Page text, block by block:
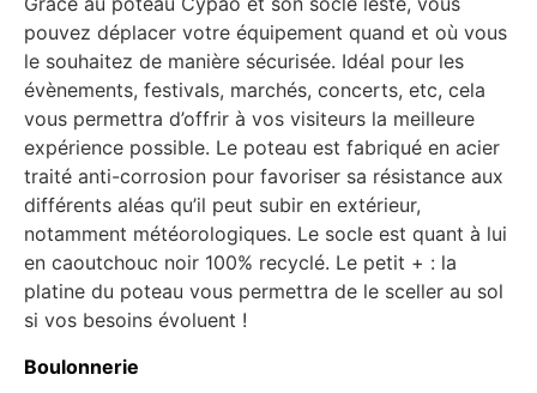
pouvez déplacer votre équipement quand et où vous
le souhaitez de manière sécurisée. Idéal pour les
évènements, festivals, marchés, concerts, etc, cela
vous permettra d’offrir à vos visiteurs la meilleure
expérience possible. Le poteau est fabriqué en acier
traité anti-corrosion pour favoriser sa résistance aux
différents aléas qu’il peut subir en extérieur,
notamment météorologiques. Le socle est quant à lui
en caoutchouc noir 100% recyclé. Le petit + : la
platine du poteau vous permettra de le sceller au sol
si vos besoins évoluent !
Boulonnerie